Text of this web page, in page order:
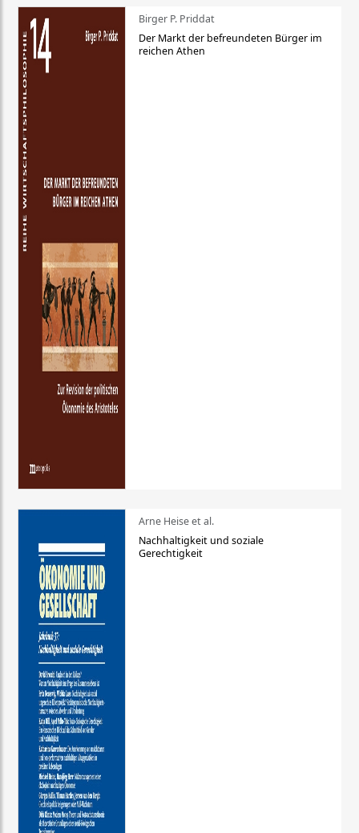
Birger P. Priddat
Der Markt der befreundeten Bürger im
reichen Athen
Arne Heise et al.
Nachhaltigkeit und soziale
Gerechtigkeit